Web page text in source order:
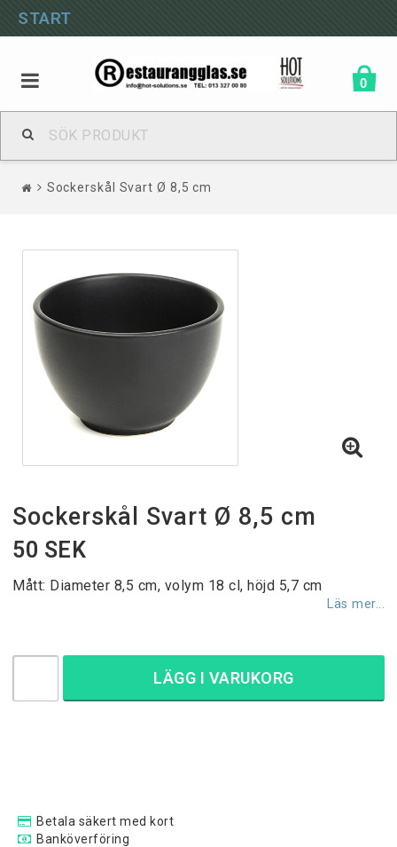
START
0
Sockerskål Svart Ø 8,5 cm
Sockerskål Svart Ø 8,5 cm
50 SEK
Mått: Diameter 8,5 cm, volym 18 cl, höjd 5,7 cm
Läs mer...
LÄGG I VARUKORG
Betala säkert med kort
Banköverföring